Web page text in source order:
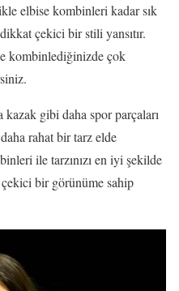
elbise kombinleri kadar sık
çekici bir stili yansıtır.
kombinlediğinizde çok
gibi daha spor parçaları
rahat bir tarz elde
ile tarzınızı en iyi şekilde
bir görünüme sahip